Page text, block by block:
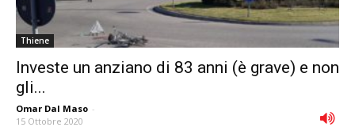
Thiene
Investe un anziano di 83 anni (è grave) e non
gli...
Omar Dal Maso -
15 Ottobre 2020